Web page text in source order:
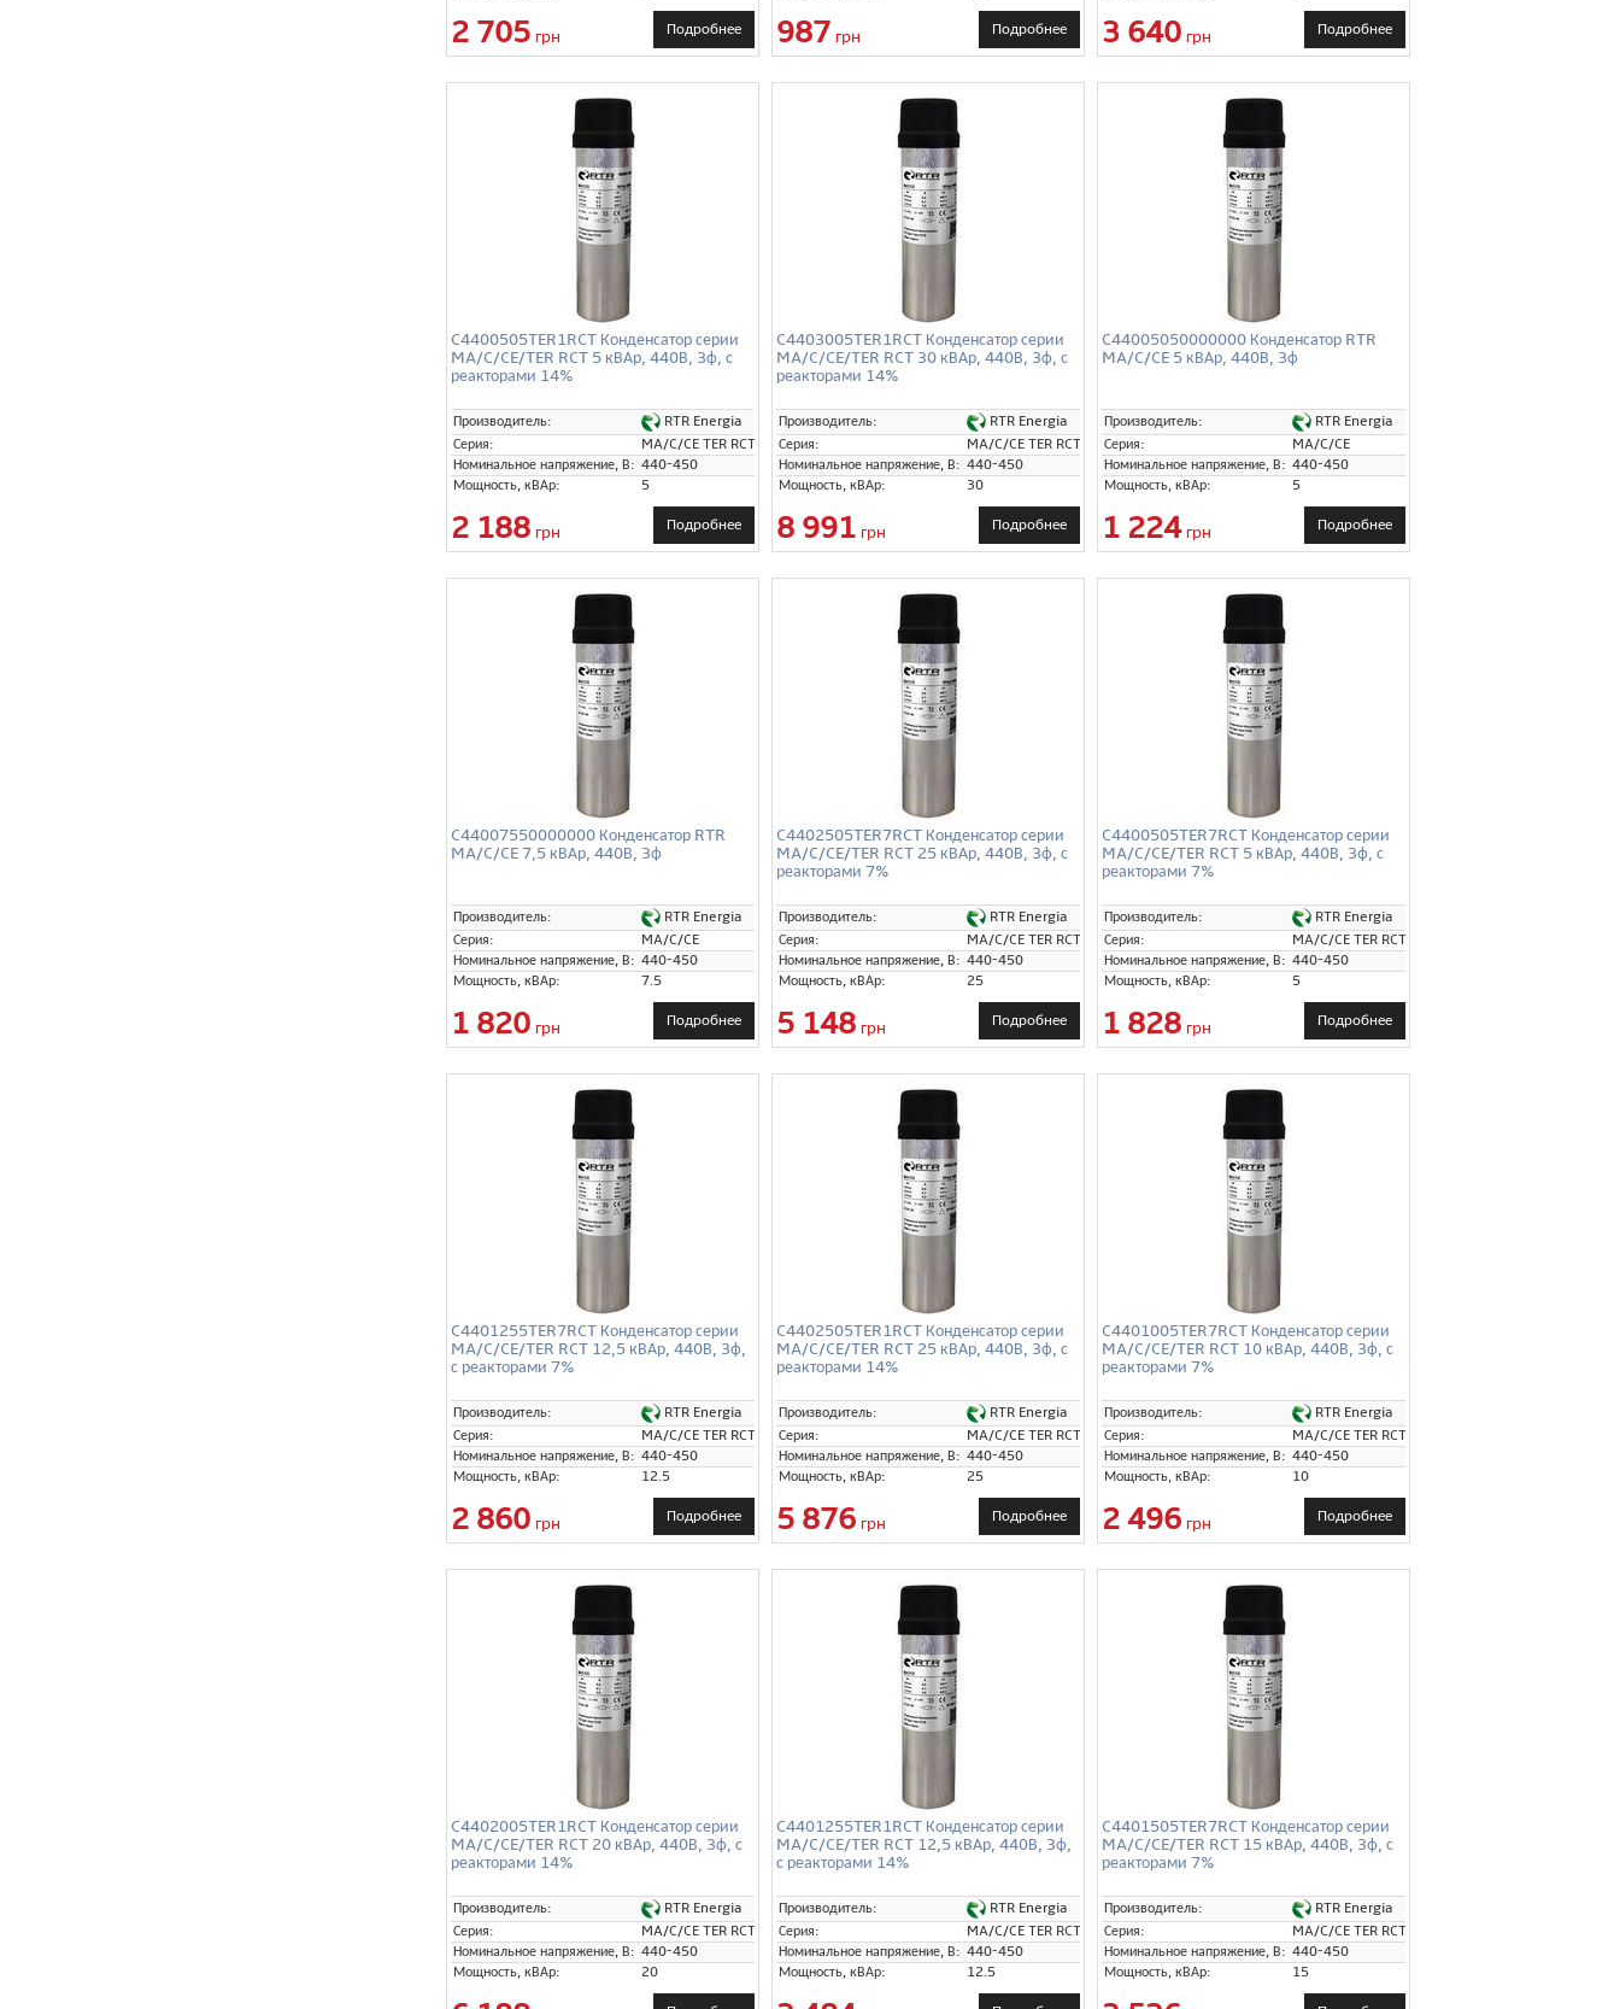
2 705 грн Подробнее 987 грн Подробнее 3 640 грн Подробнее
C4400505TER1RCT Конденсатор серии
MA/C/CE/TER RCT 5 кВАр, 440В, 3ф, с
реакторами 14%
Производитель:
RTR Energia
Серия:
MA/C/CE TER RCT
Номинальное напряжение, В: 440-450
Мощность, кВАр:
5
2 188 грн Подробнее
C4403005TER1RCT Конденсатор серии
MA/C/CE/TER RCT 30 кВАр, 440В, 3ф, с
реакторами 14%
Производитель:
RTR Energia
Серия:
MA/C/CE TER RCT
Номинальное напряжение, В: 440-450
Мощность, кВАр:
30
8 991 грн Подробнее
C44005050000000 Конденсатор RTR
MA/C/CE 5 кВАр, 440В, 3ф
Производитель:
RTR Energia
Серия:
MA/C/CE
Номинальное напряжение, В: 440-450
Мощность, кВАр:
5
1 224грн Подробнее
C44007550000000 Конденсатор RTR
MA/C/CE 7,5 кВАр, 440В, 3ф
Производитель:
RTR Energia
Серия:
MA/C/CE
Номинальное напряжение, В: 440-450
Мощность, кВАр:
7.5
1 820 грн Подробнее
C4402505TER7RCT Конденсатор серии
MA/C/CE/TER RCT 25 кВАр, 440В, 3ф, с
реакторами 7%
Производитель:
RTR Energia
Серия:
MA/C/CE TER RCT
Номинальное напряжение, В: 440-450
Мощность, кВАр:
25
5 148 грн Подробнее
C4400505TER7RCT Конденсатор серии
MA/C/CE/TER RCT 5 кВАр, 440В, 3ф, с
реакторами 7%
Производитель:
RTR Energia
Серия:
MA/C/CE TER RCT
Номинальное напряжение, В: 440-450
Мощность, кВАр:
5
1 828 грн Подробнее
C4401255TER7RCT Конденсатор серии
MA/C/CE/TER RCT 12,5 кВАр, 440В, 3ф,
с реакторами 7%
Производитель:
RTR Energia
Серия:
MA/C/CE TER RCT
Номинальное напряжение, В: 440-450
Мощность, кВАр:
12.5
2 860 грн Подробнее
C4402505TER1RCT Конденсатор серии
MA/C/CE/TER RCT 25 кВАр, 440В, 3ф, с
реакторами 14%
Производитель:
RTR Energia
Серия:
MA/C/CE TER RCT
Номинальное напряжение, В: 440-450
Мощность, кВАр:
25
5 876 грн Подробнее
C4401005TER7RCT Конденсатор серии
MA/C/CE/TER RCT 10 кВАр, 440В, 3ф, с
реакторами 7%
Производитель:
RTR Energia
Серия:
MA/C/CE TER RCT
Номинальное напряжение, В: 440-450
Мощность, кВАр:
10
2 496 грн Подробнее
C4402005TER1RCT Конденсатор серии
MA/C/CE/TER RCT 20 кВАр, 440В, 3ф, с
реакторами 14%
Производитель:
RTR Energia
Серия:
MA/C/CE TER RCT
Номинальное напряжение, В: 440-450
Мощность, кВАр:
20
C4401255TER1RCT Конденсатор серии
MA/C/CE/TER RCT 12,5 кВАр, 440В, 3ф,
с реакторами 14%
Производитель:
RTR Energia
Серия:
MA/C/CE TER RCT
Номинальное напряжение, В: 440-450
Мощность, кВАр:
12.5
C4401505TER7RCT Конденсатор серии
MA/C/CE/TER RCT 15 кВАр, 440В, 3ф, с
реакторами 7%
Производитель:
RTR Energia
Серия:
MA/C/CE TER RCT
Номинальное напряжение, В: 440-450
Мощность, кВАр:
15